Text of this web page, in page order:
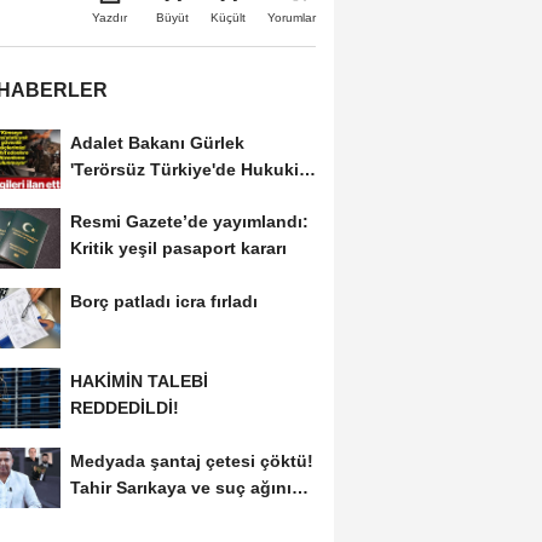
Yazdır Büyüt Küçült Yorumlar
Adalet Bakanı Gürlek
'Terörsüz Türkiye'de Hukuki
Resmi Gazete’de yayımlandı:
Kritik yeşil pasaport kararı
Borç patladı icra fırladı
HAKİMİN TALEBİ
REDDEDİLDİ!
Medyada şantaj çetesi çöktü!
Tahir Sarıkaya ve suç ağının